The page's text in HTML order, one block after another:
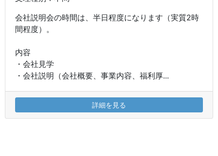
会社説明会の時間は、半日程度になります（実質2時
間程度）。
内容
・会社見学
・会社説明（会社概要、事業内容、福利厚...
詳細を見る